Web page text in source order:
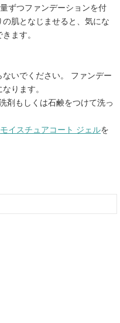
ずつファンデーションを付
肌となじませると、気にな
ます。
いでください。 ファンデー
ります。
剤もしくは石鹸をつけて洗っ
モイスチュアコート ジェルを